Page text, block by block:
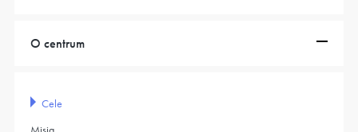
O centrum
Cele